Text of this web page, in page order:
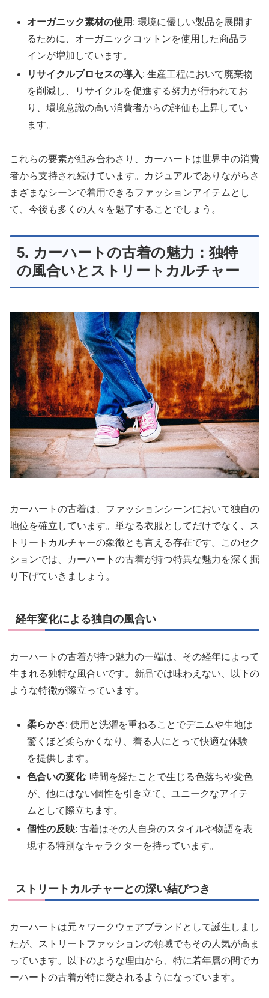
オーガニック素材の使用 : 環境に優しい製品を展開す
るために、オーガニックコットンを使用した商品ラ
インが増加しています。
リサイクルプロセスの導入: 生産工程において廃棄物
を削減し、リサイクルを促進する努力が行われてお
り、環境意識の高い消費者からの評価も上昇してい
ます。
これらの要素が組み合わさり、カーハートは世界中の消費
者から支持され続けています。カジュアルでありながらさ
まざまなシーンで着用できるファッションアイテムとし
て、今後も多くの人々を魅了することでしょう。
5. カーハートの古着の魅力：独特
の風合いとストリートカルチャー
カーハートの古着は、ファッションシーンにおいて独自の
地位を確立しています。単なる衣服としてだけでなく、ス
トリートカルチャーの象徴とも言える存在です。このセク
ションでは、カーハートの古着が持つ特異な魅力を深く掘
り下げていきましょう。
経年変化による独自の風合い
カーハートの古着が持つ魅力の一端は、その経年によって
生まれる独特な風合いです。新品では味わえない、以下の
ような特徴が際立っています。
柔らかさ: 使用と洗濯を重ねることでデニムや生地は
驚くほど柔らかくなり、着る人にとって快適な体験
を提供します。
色合いの変化: 時間を経たことで生じる色落ちや変色
が、他にはない個性を引き立て、ユニークなアイテ
ムとして際立ちます。
個性の反映: 古着はその人自身のスタイルや物語を表
現する特別なキャラクターを持っています。
ストリートカルチャーとの深い結びつき
カーハートは元々ワークウェアブランドとして誕生しまし
たが、ストリートファッションの領域でもその人気が高ま
っています。以下のような理由から、特に若年層の間でカ
ーハートの古着が特に愛されるようになっています。